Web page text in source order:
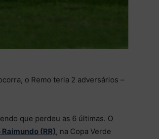
o Remo teria 2 adversários –
que perdeu as 6 últimas. O
(RR), na Copa Verde